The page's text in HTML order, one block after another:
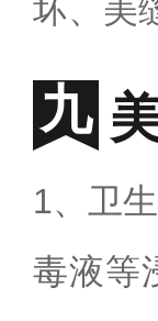
坏、美
1、卫
毒液等